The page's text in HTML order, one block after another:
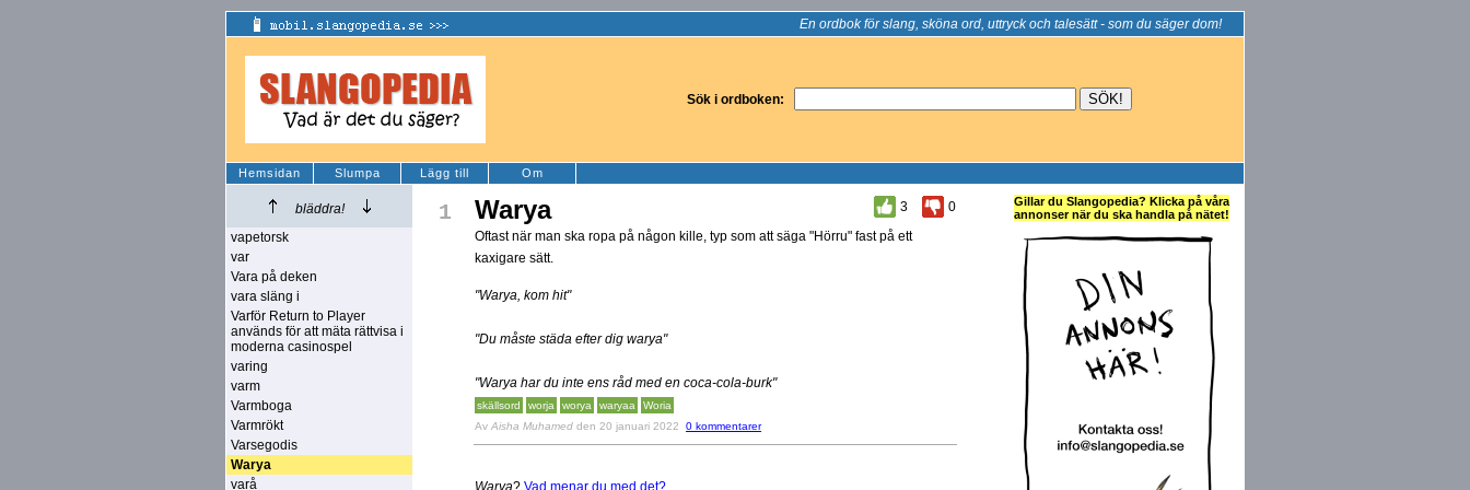
En ordbok för slang, sköna ord, uttryck och talesätt - som du säger dom!
Sök i ordboken:
Hemsidan Slumpa Lägg till Om
bläddra!
vapetorsk
var
Vara på deken
vara släng i
Varför Return to Player
används för att mäta rättvisa i
moderna casinospel
varing
varm
Varmboga
Varmrökt
Varsegodis
Warya
varå
1 Warya 3
0
Oftast när man ska ropa på någon kille, typ som att säga "Hörru" fast på ett
kaxigare sätt.
"Warya, kom hit"
"Du måste städa efter dig warya"
"Warya har du inte ens råd med en coca-cola-burk"
skällsord worja worya waryaa
Woria
Av Aisha Muhamed den 20 januari 2022 0 kommentarer
Warya? Vad menar du med det?
Gillar du Slangopedia? Klicka på våra
annonser när du ska handla på nätet!